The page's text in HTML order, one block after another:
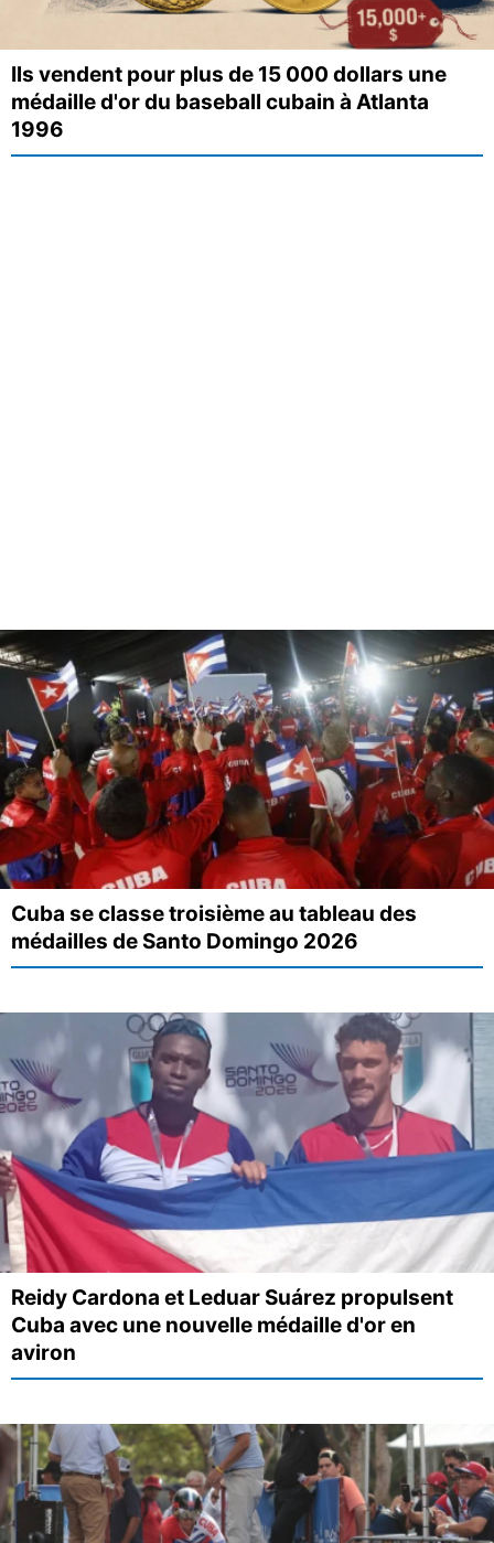
Ils vendent pour plus de 15 000 dollars une
médaille d'or du baseball cubain à Atlanta
1996
Cuba se classe troisième au tableau des
médailles de Santo Domingo 2026
Reidy Cardona et Leduar Suárez propulsent
Cuba avec une nouvelle médaille d'or en
aviron